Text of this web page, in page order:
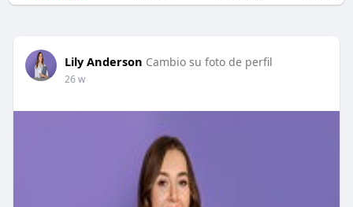
Lily Anderson Cambio su foto de perfil
26 w